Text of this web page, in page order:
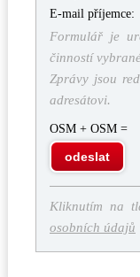
E-mail příjemce:
Formulář je
činností
Zprávy jsou
adresátovi.
OSM + OSM =
odeslat
Kliknutím na
osobních údajů